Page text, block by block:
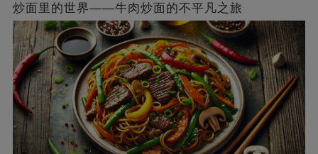
炒面里的世界——牛肉炒面的不平凡之旅